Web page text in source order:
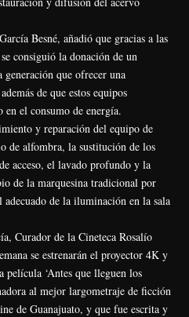
Besné, añadió que gracias a las
consiguió la donación de un
que ofrecer una
de que estos equipos
el consumo de energía.
y reparación del equipo de
de alfombra, la sustitución de los
acceso, el lavado profundo y la
de la marquesina tradicional por
de la iluminación en la sala
Curador de la Cineteca Rosalío
se estrenarán el proyector 4K y
‘Antes que lleguen los
al mejor largometraje de ficción
de Guanajuato, y que fue escrita y